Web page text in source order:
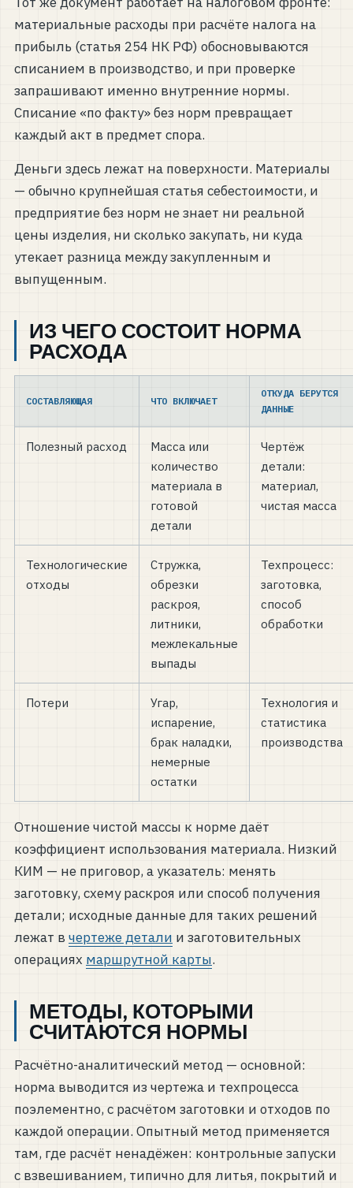
материальные расходы при расчёте налога на
прибыль (статья 254 НК РФ) обосновываются
списанием в производство, и при проверке
запрашивают именно внутренние нормы.
Списание «по факту» без норм превращает
каждый акт в предмет спора.
Деньги здесь лежат на поверхности. Материалы
— обычно крупнейшая статья себестоимости, и
предприятие без норм не знает ни реальной
цены изделия, ни сколько закупать, ни куда
утекает разница между закупленным и
выпущенным.
ИЗ ЧЕГО СОСТОИТ НОРМА
РАСХОДА
СОСТАВЛЯЮЩАЯ ЧТО ВКЛЮЧАЕТ
ОТКУДА БЕРУТСЯ
ДАННЫЕ
Полезный расход
Масса или
количество
материала в
готовой
детали
Чертёж
детали:
материал,
чистая масса
Технологические
отходы
Стружка,
обрезки
раскроя,
литники,
межлекальные
выпады
Техпроцесс:
заготовка,
способ
обработки
Потери
Угар,
испарение,
брак наладки,
немерные
остатки
Технология и
статистика
производства
Отношение чистой массы к норме даёт
коэффициент использования материала. Низкий
КИМ — не приговор, а указатель: менять
заготовку, схему раскроя или способ получения
детали; исходные данные для таких решений
лежат в чертеже детали и заготовительных
операциях маршрутной карты.
МЕТОДЫ, КОТОРЫМИ
СЧИТАЮТСЯ НОРМЫ
Расчётно-аналитический метод — основной:
норма выводится из чертежа и техпроцесса
поэлементно, с расчётом заготовки и отходов по
каждой операции. Опытный метод применяется
там, где расчёт ненадёжен: контрольные запуски
с взвешиванием, типично для литья, покрытий и